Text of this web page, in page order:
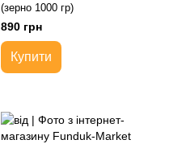
(зерно 1000 гр)
890 грн
Купити